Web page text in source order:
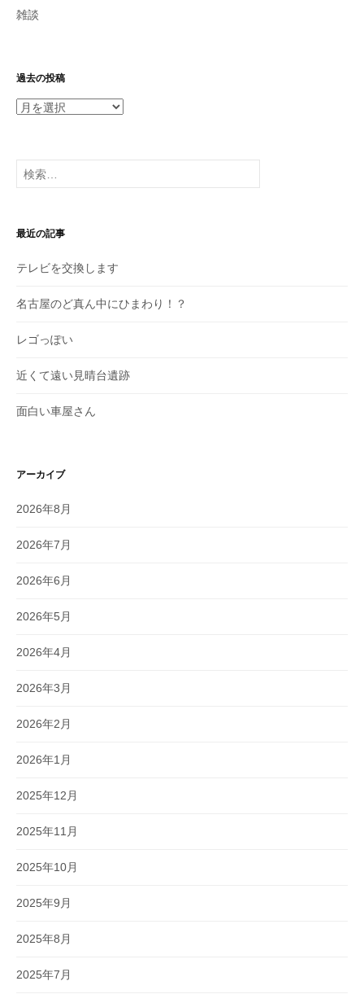
雑談
過去の投稿
過
投
稿
検
索:
最近の記事
テレビを交換します
名古屋のど真ん中にひまわり！？
レゴっぽい
近くて遠い見晴台遺跡
面白い車屋さん
アーカイブ
2026年8月
2026年7月
2026年6月
2026年5月
2026年4月
2026年3月
2026年2月
2026年1月
2025年12月
2025年11月
2025年10月
2025年9月
2025年8月
2025年7月